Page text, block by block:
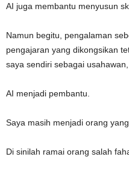
AI juga membantu menyusun
Namun begitu, pengalaman
pengajaran yang dikongsikan
saya sendiri sebagai
AI menjadi pembantu.
Saya masih menjadi orang
Di sinilah ramai orang salah